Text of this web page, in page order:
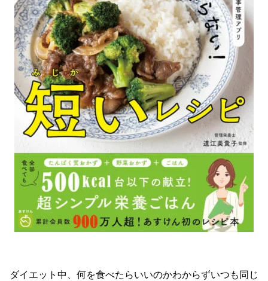
ダイエット中、何を食べたらいいのかわからずいつも同じ